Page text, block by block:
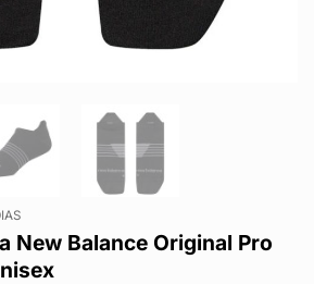
New Balance Original Pro